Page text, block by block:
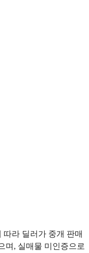
라 딜러가 중개 판매
며, 실매물 미인증으로